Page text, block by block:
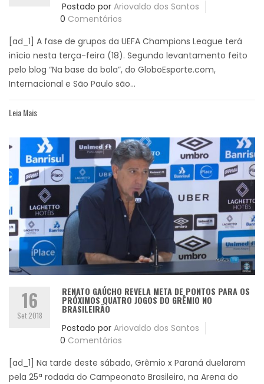
Postado por Ariovaldo dos Santos
0 Comentários
[ad_1] A fase de grupos da UEFA Champions League terá
início nesta terça-feira (18). Segundo levantamento feito
pelo blog “Na base da bola”, do GloboEsporte.com,
Internacional e São Paulo são...
Leia Mais
16
Set 2018
RENATO GAÚCHO REVELA META DE PONTOS PARA OS
PRÓXIMOS QUATRO JOGOS DO GRÊMIO NO
BRASILEIRÃO
Postado por Ariovaldo dos Santos
0 Comentários
[ad_1] Na tarde deste sábado, Grêmio x Paraná duelaram
pela 25ª rodada do Campeonato Brasileiro, na Arena do